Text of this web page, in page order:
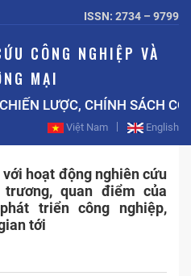
ISSN: 2734 – 9799
CÔNG NGHIỆP VÀ
MẠI
LƯỢC, CHÍNH SÁCH CÔNG
Việt Nam English
hoạt động nghiên cứu
quan điểm của
triển công nghiệp,
tới